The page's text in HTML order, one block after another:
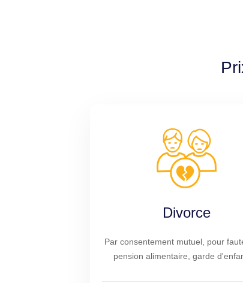
Divorce
Par consentement mutuel, pour
pension alimentaire, garde